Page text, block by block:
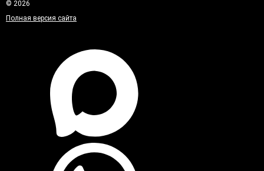
© 2026
Полная версия сайта